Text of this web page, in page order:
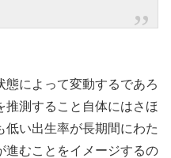
によって変動するであろ
推測すること自体にはさほ
低い出生率が長期間にわた
進むことをイメージするの